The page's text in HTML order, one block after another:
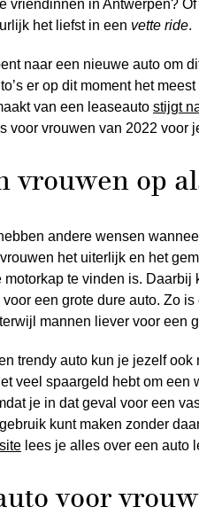
vriendinnen in Antwerpen?
het liefst in een vette ride.
naar een nieuwe auto om
er op dit moment het
van een leaseauto stijgt
voor vrouwen van 2022 voor
vrouwen op
andere wensen
het uiterlijk en het
motorkap te vinden is.
een grote dure auto. Zo
mannen liever voor een
trendy auto kun je jezelf
veel spaargeld hebt om
je in dat geval voor een
kunt maken zonder
lees je alles over een auto
voor